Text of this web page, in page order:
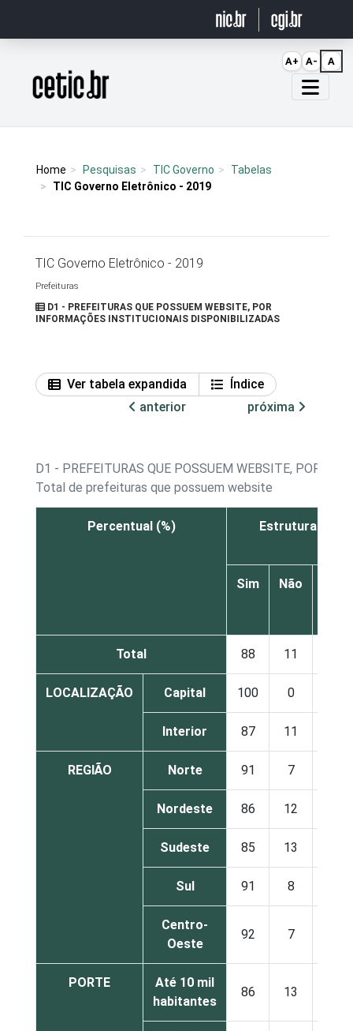
Página inicial
Home Pesquisas TIC Governo
Tabelas
TIC Governo Eletrônico - 2019
TIC Governo Eletrônico - 2019
Prefeituras
D1 - PREFEITURAS QUE POSSUEM WEBSITE, POR
INFORMAÇÕES INSTITUCIONAIS DISPONIBILIZADAS
Ver tabela expandida
Índice
anterior
próxima
D1 - PREFEITURAS QUE POSSUEM WEBSITE, POR
Total de prefeituras que possuem website
Percentual (%) Estrutura
Sim Não
Total 88 11
LOCALIZAÇÃO Capital 100 0
Interior 87 11
REGIÃO Norte 91 7
Nordeste 86 12
Sudeste 85 13
Sul 91 8
Centro-
Oeste
92 7
PORTE
Até 10 mil
habitantes
86 13
A+ A- A